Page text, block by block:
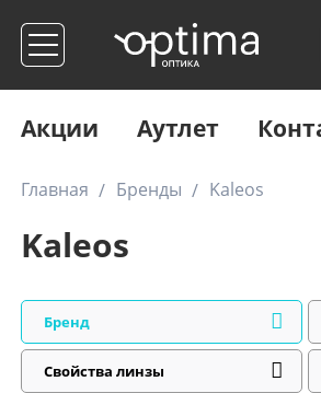
Акции Аутлет
Главная Бренды Kaleos
Kaleos
Бренд
Свойства линзы